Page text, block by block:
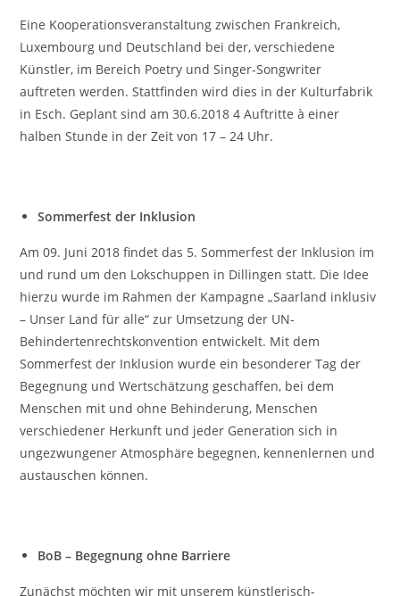
Eine Kooperationsveranstaltung zwischen Frankreich,
Luxembourg und Deutschland bei der, verschiedene
Künstler, im Bereich Poetry und Singer-Songwriter
auftreten werden. Stattfinden wird dies in der Kulturfabrik
in Esch. Geplant sind am 30.6.2018 4 Auftritte à einer
halben Stunde in der Zeit von 17 – 24 Uhr.
Sommerfest der Inklusion
Am 09. Juni 2018 findet das 5. Sommerfest der Inklusion im
und rund um den Lokschuppen in Dillingen statt. Die Idee
hierzu wurde im Rahmen der Kampagne „Saarland inklusiv
– Unser Land für alle“ zur Umsetzung der UN-
Behindertenrechtskonvention entwickelt. Mit dem
Sommerfest der Inklusion wurde ein besonderer Tag der
Begegnung und Wertschätzung geschaffen, bei dem
Menschen mit und ohne Behinderung, Menschen
verschiedener Herkunft und jeder Generation sich in
ungezwungener Atmosphäre begegnen, kennenlernen und
austauschen können.
BoB – Begegnung ohne Barriere
Zunächst möchten wir mit unserem künstlerisch-